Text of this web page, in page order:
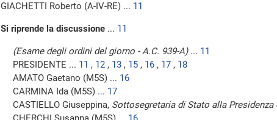
GIACHETTI Roberto (A-IV-RE) ... 11
Si riprende la discussione ... 11
(Esame degli ordini del giorno - A.C. 939-A)... 11
PRESIDENTE ... 11 , 12 , 13 , 15 , 16 , 17 , 18
AMATO Gaetano (M5S) ... 16
CARMINA Ida (M5S) ... 17
CASTIELLO Giuseppina, Sottosegretaria di Stato alla